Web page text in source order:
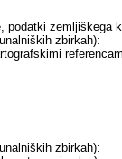
podatki zemljiškega
zbirkah):
zbirkah):